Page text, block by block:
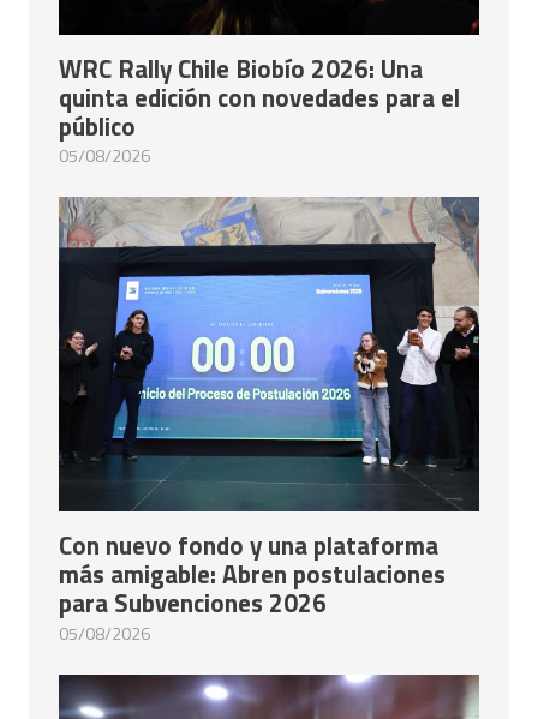
WRC Rally Chile Biobío 2026: Una
quinta edición con novedades para el
público
05/08/2026
Con nuevo fondo y una plataforma
más amigable: Abren postulaciones
para Subvenciones 2026
05/08/2026